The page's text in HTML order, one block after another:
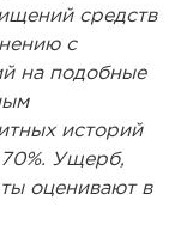
средств
с
на подобные
историй
Ущерб,
оценивают в